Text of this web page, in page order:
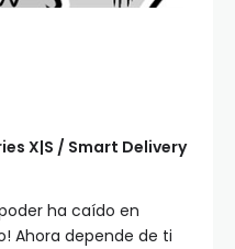
X|S / Smart Delivery
ha caído en
Ahora depende de ti